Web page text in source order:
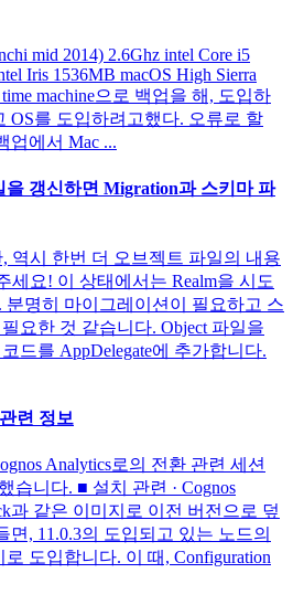
mid 2014) 2.6Ghz intel Core i5
Iris 1536MB macOS High Sierra
machine으로 백업을 해, 도입하
OS를 도입하려고했다. 오류로 할
업에서 Mac ...
을 갱신하면 Migration과 스키마 파
역시 한번 더 오브젝트 파일의 내용
세요! 이 상태에서는 Realm을 시도
분명히 마이그레이션이 필요하고 스
요한 것 같습니다. Object 파일을
드를 AppDelegate에 추가합니다.
련 정보
Analytics로의 전환 관련 세션
습니다. ■ 설치 관련 · Cognos
과 같은 이미지로 이전 버전으로 덮
면, 11.0.3의 도입되고 있는 노드의
도입합니다. 이 때, Configuration